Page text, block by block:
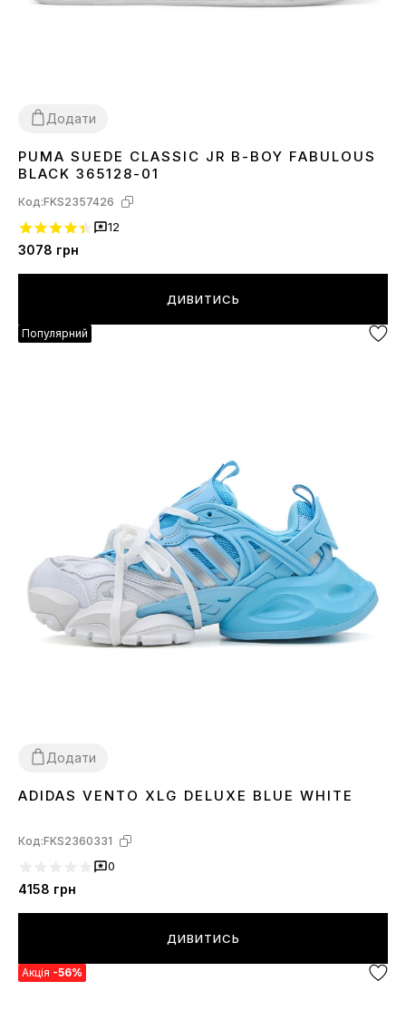
Додати
36373839 404142434445 46
PUMA SUEDE CLASSIC JR B-BOY FABULOUS
BLACK 365128-01
Код:FKS2357426
12
3078 грн
ДИВИТИСЬ
Популярний
Додати
36 3738 39 4041
ADIDAS VENTO XLG DELUXE BLUE WHITE
Код:FKS2360331
0
4158 грн
ДИВИТИСЬ
Акція -56%